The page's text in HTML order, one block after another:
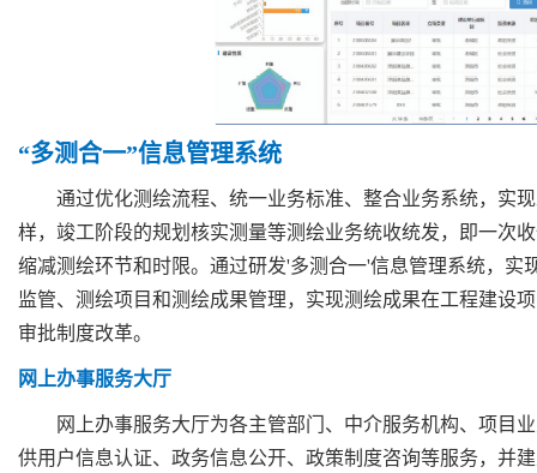
“多测合一”信息管理系统
通过优化测绘流程、统一业务标准、整合业务系统，实
样，竣工阶段的规划核实测量等测绘业务统收统发，即一次
缩减测绘环节和时限。通过研发'多测合一'信息管理系统，
监管、测绘项目和测绘成果管理，实现测绘成果在工程建设
审批制度改革。
网上办事服务大厅
网上办事服务大厅为各主管部门、中介服务机构、项目
供用户信息认证、政务信息公开、政策制度咨询等服务，并